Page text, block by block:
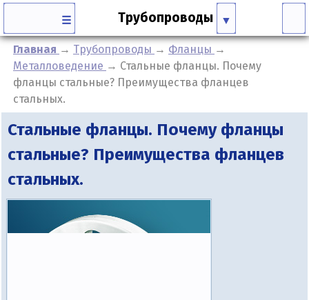
☰ Трубопроводы
Главная → Трубопроводы → Фланцы →
Металловедение → Стальные фланцы. Почему
фланцы стальные? Преимущества фланцев
стальных.
Стальные фланцы. Почему фланцы
стальные? Преимущества фланцев
стальных.